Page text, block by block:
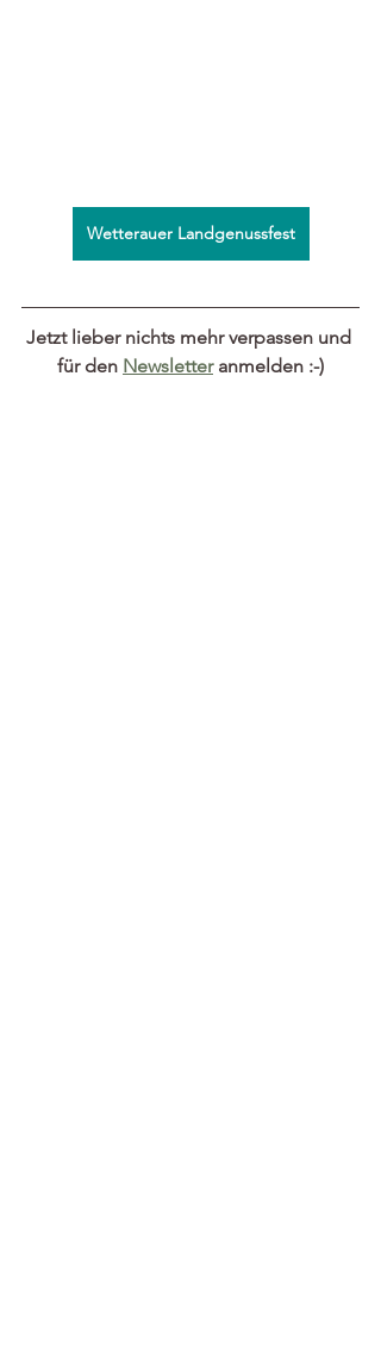
Wetterauer Landgenussfest
Jetzt lieber nichts mehr verpassen und
für den Newsletter anmelden :-)